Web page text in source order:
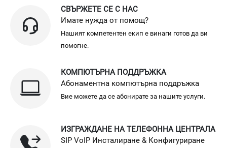
СВЪРЖЕТЕ СЕ С НАС
Имате нужда от помощ?
Нашият компетентен екип е винаги готов да ви
помогне.
КОМПЮТЪРНА ПОДДРЪЖКА
Абонаментна компютърна поддръжка
Вие можете да се абонирате за нашите услуги.
ИЗГРАЖДАНЕ НА ТЕЛЕФОННА ЦЕНТРАЛА
SIP VoIP Инсталиране & Конфигуриране